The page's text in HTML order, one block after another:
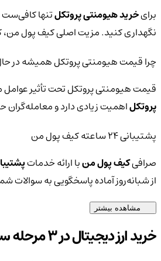
برایخرید هیومنتی پروتکلتنها
نگهداری کنید. مزیت اصلی کیف پول من،
چرا قیمت هیومنتی پروتکل همیشه در
قیمت هیومنتی پروتکل تحت تأثیر عوامل
پروتکلاهمیت زیادی دارد و
پشتیبانی ۲۴ ساعته کیف پول من
صرافیکیف پول منبا ارائه خدماتپشتیبانی
از شبانه‌روز آماده پاسخگویی به سوالات
مشاهده بیشتر
خرید ارز دیجیتال در 3 مرحله ساده